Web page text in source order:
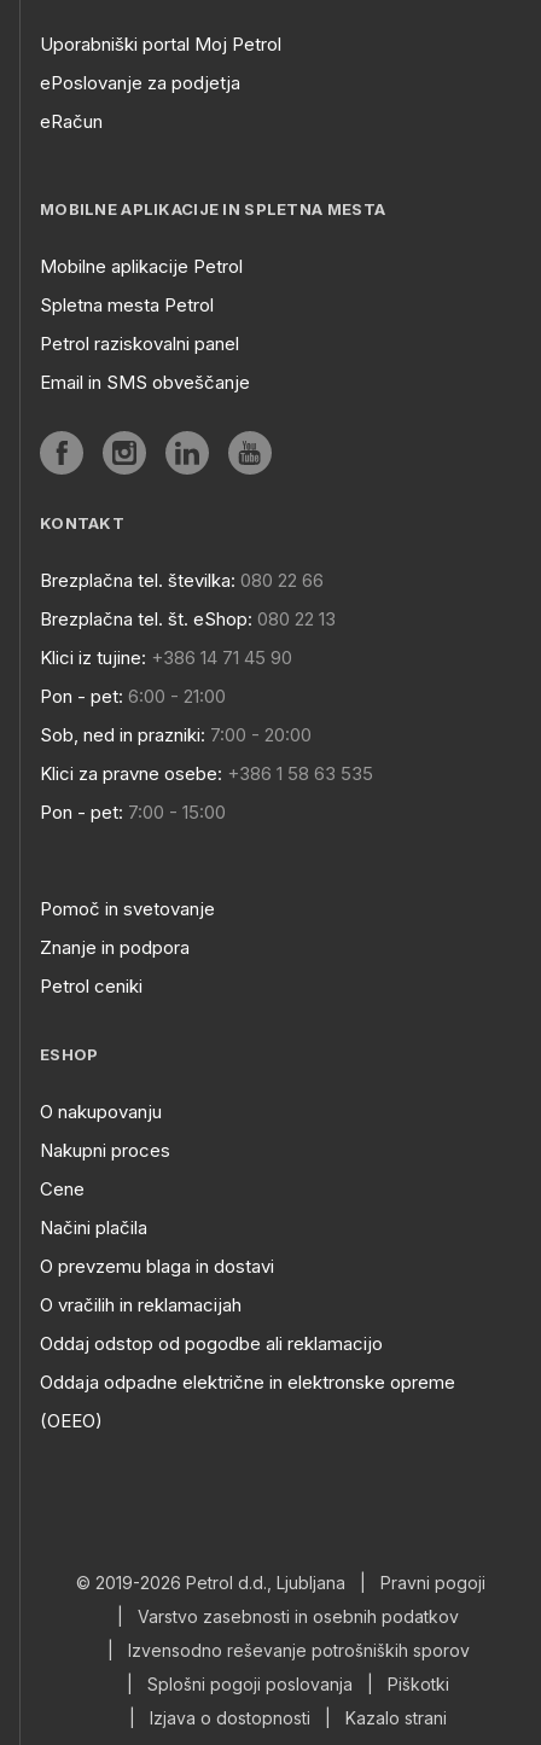
Uporabniški portal Moj Petrol
ePoslovanje za podjetja
eRačun
MOBILNE APLIKACIJE IN SPLETNA MESTA
Mobilne aplikacije Petrol
Spletna mesta Petrol
Petrol raziskovalni panel
Email in SMS obveščanje
KONTAKT
Brezplačna tel. številka: 080 22 66
Brezplačna tel. št. eShop: 080 22 13
Klici iz tujine: +386 14 71 45 90
Pon - pet: 6:00 - 21:00
Sob, ned in prazniki: 7:00 - 20:00
Klici za pravne osebe: +386 1 58 63 535
Pon - pet: 7:00 - 15:00
Pomoč in svetovanje
Znanje in podpora
Petrol ceniki
ESHOP
O nakupovanju
Nakupni proces
Cene
Načini plačila
O prevzemu blaga in dostavi
O vračilih in reklamacijah
Oddaj odstop od pogodbe ali reklamacijo
Oddaja odpadne električne in elektronske opreme
(OEEO)
© 2019-2026 Petrol d.d., Ljubljana
Pravni pogoji
Varstvo zasebnosti in osebnih podatkov
Izvensodno reševanje potrošniških sporov
Splošni pogoji poslovanja
Piškotki
Izjava o dostopnosti Kazalo strani